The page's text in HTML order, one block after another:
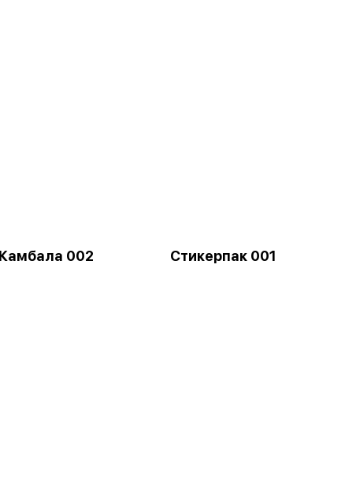
002 Стикерпак 001